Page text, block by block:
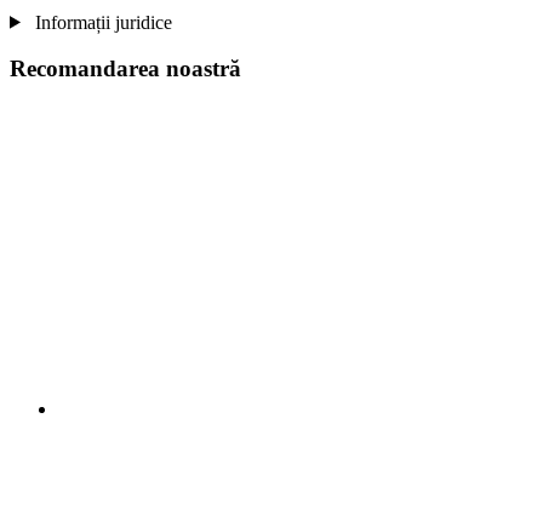
Informații juridice
Recomandarea noastră